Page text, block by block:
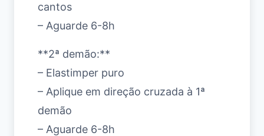
cantos
– Aguarde 6-8h
**2ª demão:**
– Elastimper puro
– Aplique em direção cruzada à 1ª
demão
– Aguarde 6-8h